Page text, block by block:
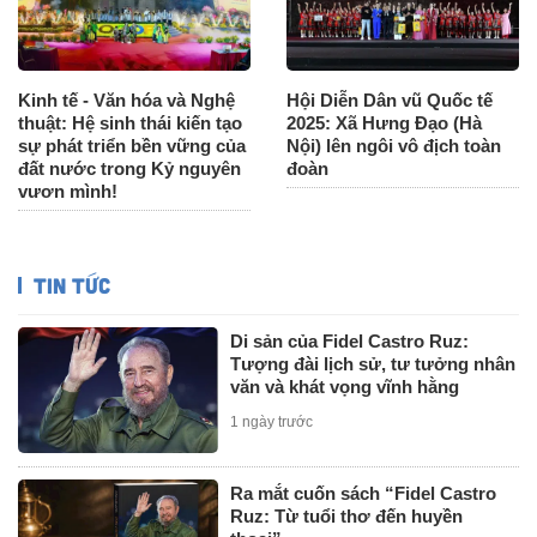
Kinh tế - Văn hóa và Nghệ
thuật: Hệ sinh thái kiến tạo
sự phát triển bền vững của
đất nước trong Kỷ nguyên
vươn mình!
Hội Diễn Dân vũ Quốc tế
2025: Xã Hưng Đạo (Hà
Nội) lên ngôi vô địch toàn
đoàn
TIN TỨC
Di sản của Fidel Castro Ruz:
Tượng đài lịch sử, tư tưởng nhân
văn và khát vọng vĩnh hằng
1 ngày trước
Ra mắt cuốn sách “Fidel Castro
Ruz: Từ tuổi thơ đến huyền